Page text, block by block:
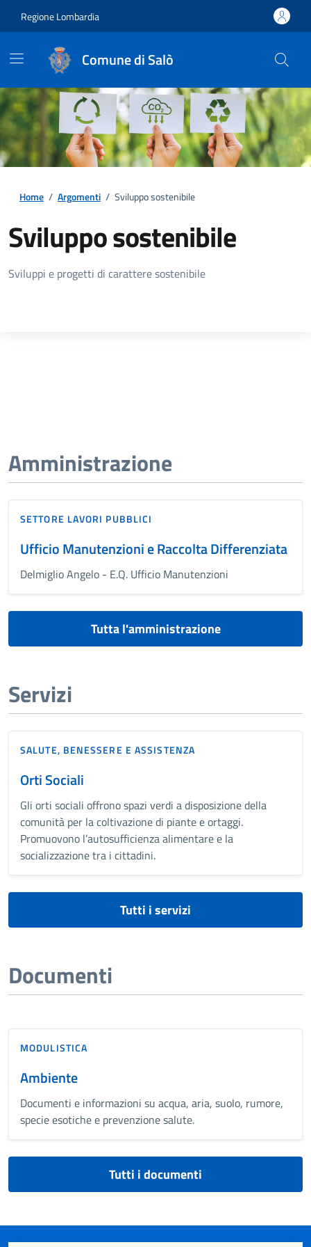
Regione Lombardia
Comune di Salò
Home / Argomenti / Sviluppo sostenibile
Sviluppo sostenibile
Dettagli della notizia
Sviluppi e progetti di carattere sostenibile
Amministrazione
SETTORE LAVORI PUBBLICI
Ufficio Manutenzioni e Raccolta Differenziata
Delmiglio Angelo - E.Q. Ufficio Manutenzioni
Tutta l'amministrazione
Servizi
SALUTE, BENESSERE E ASSISTENZA
Orti Sociali
Gli orti sociali offrono spazi verdi a disposizione della
comunità per la coltivazione di piante e ortaggi.
Promuovono l’autosufficienza alimentare e la
socializzazione tra i cittadini.
Tutti i servizi
Documenti
MODULISTICA
Ambiente
Documenti e informazioni su acqua, aria, suolo, rumore,
specie esotiche e prevenzione salute.
Tutti i documenti